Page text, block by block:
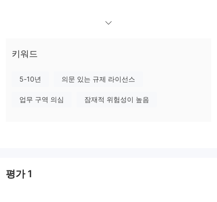
규제되지 않은 상태
자를 선택하시기 바랍니다.
웹사이트 접속 불가
Twgm의 공식 웹사이트는 현재 접속할 수 없으므로 수수료, 스프레
정보를 제공할 수 없어 신뢰할 수 없는 것으로 보입니다.
규제 관련 우려
키워드
5-10년 의문 있는 규제 라이선스
업무 구역 의심 잠재적 위험성이 높음
평가1